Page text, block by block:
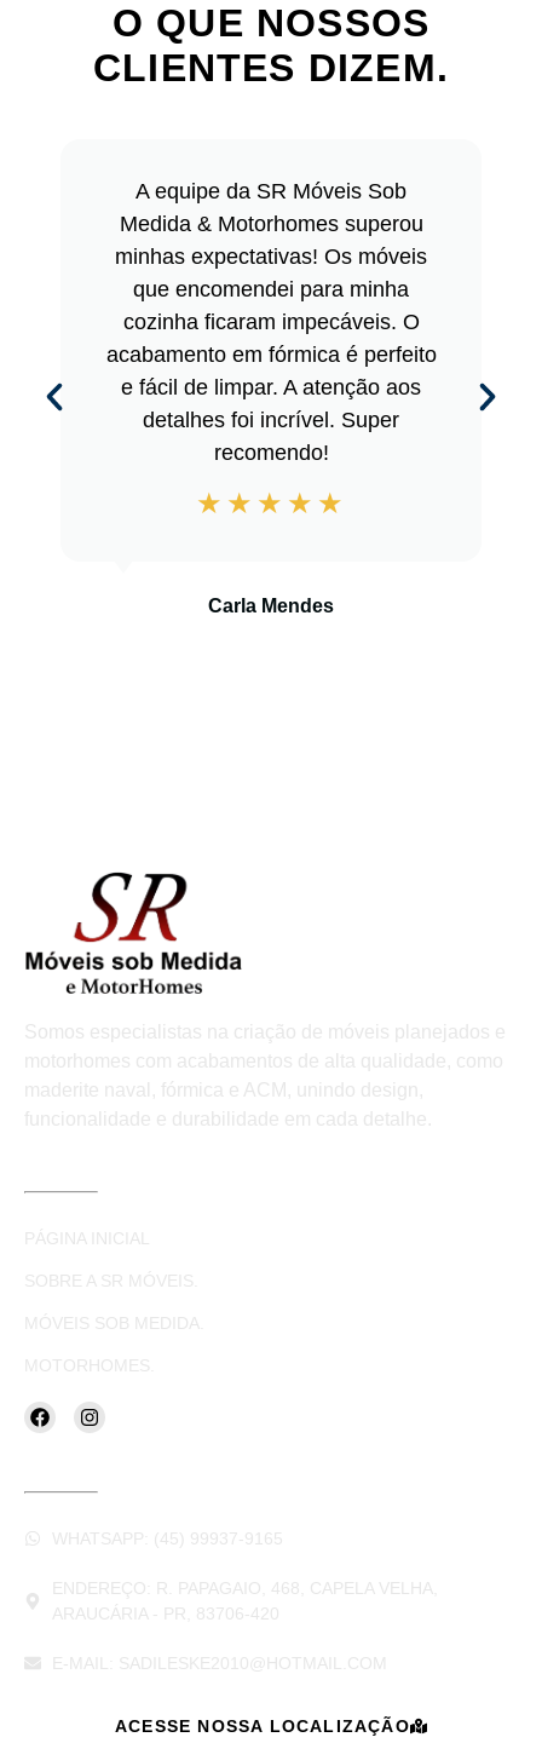
O QUE NOSSOS
CLIENTES DIZEM.
A equipe da SR Móveis Sob
Medida & Motorhomes superou
minhas expectativas! Os móveis
que encomendei para minha
cozinha ficaram impecáveis. O
acabamento em fórmica é perfeito
e fácil de limpar. A atenção aos
detalhes foi incrível. Super
recomendo!
Carla Mendes
Somos especialistas na criação de móveis planejados e
motorhomes com acabamentos de alta qualidade, como
maderite naval, fórmica e ACM, unindo design,
funcionalidade e durabilidade em cada detalhe.
PÁGINA INICIAL
SOBRE A SR MÓVEIS.
MÓVEIS SOB MEDIDA.
MOTORHOMES.
WHATSAPP: (45) 99937-9165
ENDEREÇO: R. PAPAGAIO, 468, CAPELA VELHA,
ARAUCÁRIA - PR, 83706-420
E-MAIL: SADILESKE2010@HOTMAIL.COM
ACESSE NOSSA LOCALIZAÇÃO